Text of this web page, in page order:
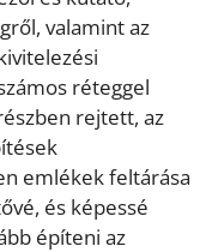
valamint az
réteggel
rejtett, az
emlékek feltárása
és képessé
építeni az